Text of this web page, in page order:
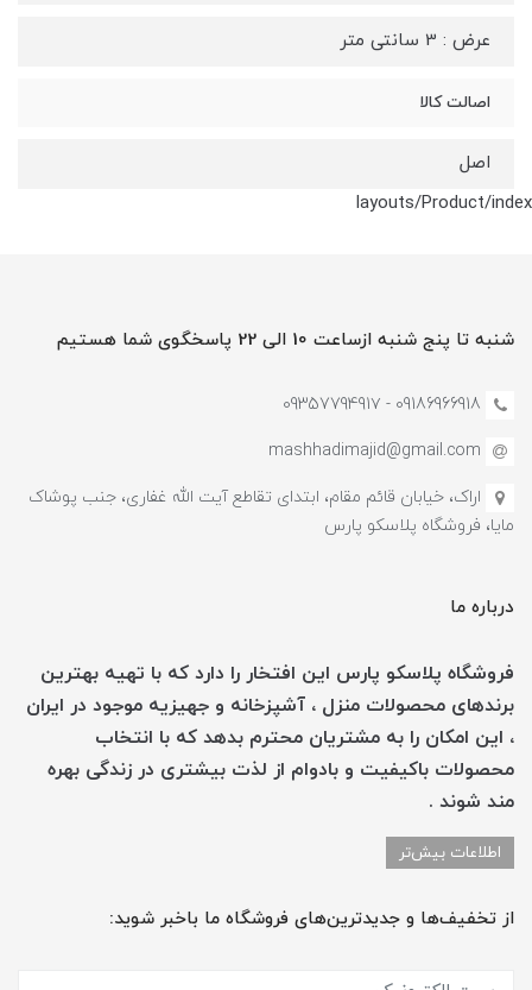
عرض : 3 سانتی متر
اصالت کالا
اصل
layouts/Product/index
شنبه تا پنج شنبه ازساعت 10 الی 22 پاسخگوی شما هستیم
09186966918 - 0935779491۷
mashhadimajid@gmail.com
اراک، خیابان قائم مقام، ابتدای تقاطع آیت الله غفاری، جنب پوشاک
مایا، فروشگاه پلاسکو پارس
درباره ما
فروشگاه پلاسکو پارس این افتخار را دارد که با تهیه بهترین
برندهای محصولات منزل ، آشپزخانه و جهیزیه موجود در ایران
، این امکان را به مشتریان محترم بدهد که با انتخاب
محصولات باکیفیت و بادوام از لذت بیشتری در زندگی بهره
مند شوند .
اطلاعات بیش‌تر
از تخفیف‌ها و جدیدترین‌های فروشگاه ما باخبر شوید: